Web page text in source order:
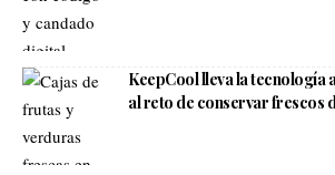
KeepCool lleva la tecnología
al reto de conservar frescos